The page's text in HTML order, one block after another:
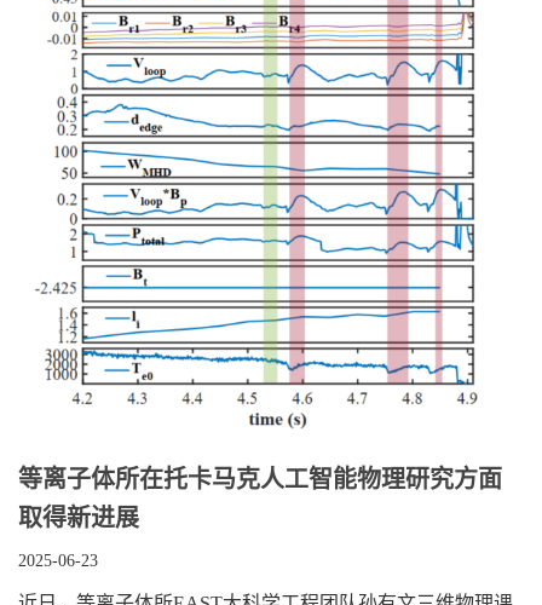
等离子体所在托卡马克人工智能物理研究方面
取得新进展
2025-06-23